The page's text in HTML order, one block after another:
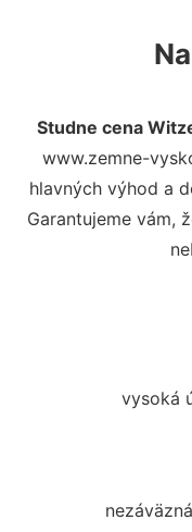
Studne cena
www.zemne-
hlavných výhod a
Garantujeme vám,
vysoká